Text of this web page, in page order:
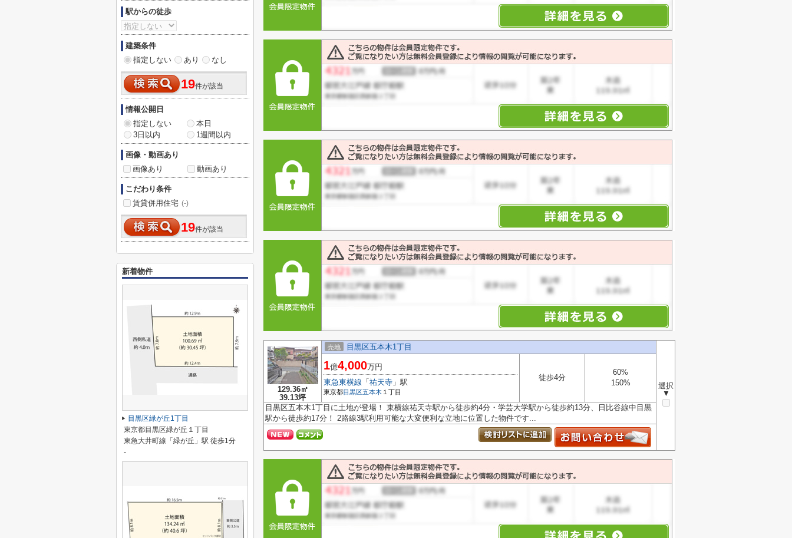
129.36㎡
39.13坪
売地 目黒区五本木1丁目
選択
▼
1億4,000万円
東急東横線 「 祐天寺 」駅
東京都目黒区五本木 １丁目
徒歩4分
60%
150%
目黒区五本木1丁目に土地が登場！ 東横線祐天寺駅から徒歩約4分・学芸大学駅から徒歩約13分、日比谷線中目黒
駅から徒歩約17分！ 2路線3駅利用可能な大変便利な立地に位置した物件です...
駅からの徒歩
建築条件
指定しない
あり なし
19件が該当
情報公開日
指定しない
本日
3日以内
1週間以内
画像・動画あり
画像あり
動画あり
こだわり条件
賃貸併用住宅 (-)
19件が該当
新着物件
目黒区緑が丘1丁目
東京都目黒区緑が丘１丁目
東急大井町線「緑が丘」駅 徒歩1分
-